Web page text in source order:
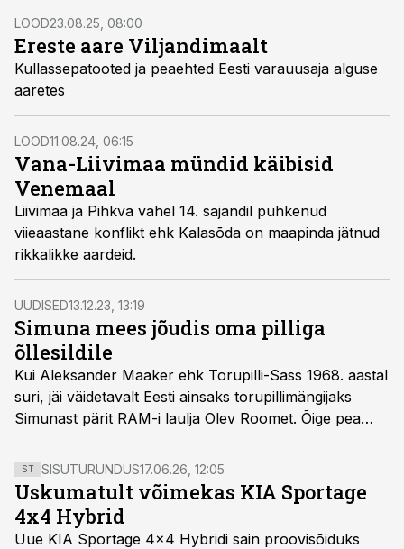
LOOD23.08.25, 08:00
Ereste aare Viljandimaalt
Kullassepatooted ja peaehted Eesti varauusaja alguse
aaretes
LOOD11.08.24, 06:15
Vana-Liivimaa mündid käibisid
Venemaal
Liivimaa ja Pihkva vahel 14. sajandil puhkenud
viieaastane konflikt ehk Kalasõda on maapinda jätnud
rikkalikke aardeid.
UUDISED13.12.23, 13:19
Simuna mees jõudis oma pilliga
õllesildile
Kui Aleksander Maaker ehk Torupilli-Sass 1968. aastal
suri, jäi väidetavalt Eesti ainsaks torupillimängijaks
Simunast pärit RAM-i laulja Olev Roomet. Õige pea
kasvatas ta aga terve põlvkonna torupillimängijaid.
ST SISUTURUNDUS17.06.26, 12:05
Uskumatult võimekas KIA Sportage
4x4 Hybrid
Uue KIA Sportage 4x4 Hybridi sain proovisõiduks